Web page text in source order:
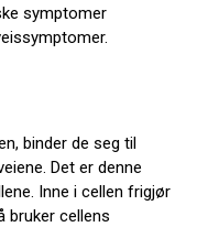
symptomer
binder de seg til
Det er denne
Inne i cellen frigjør
bruker cellens